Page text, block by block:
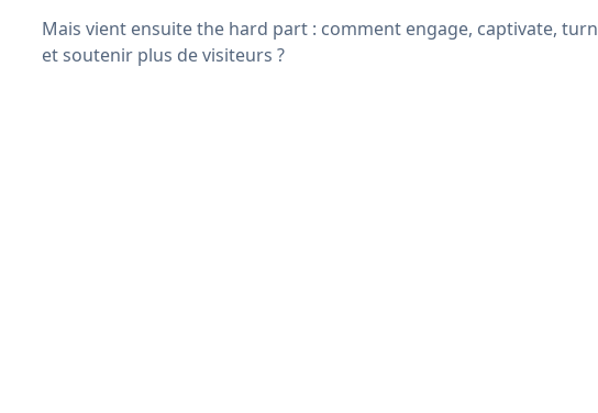
Mais vient ensuite the hard part : comment engage, captivate, turn
et soutenir plus de visiteurs ?